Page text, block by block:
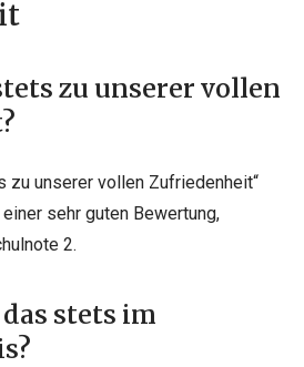
zu unserer vollen
zu unserer vollen Zufriedenheit“
sehr guten Bewertung,
2.
stets im